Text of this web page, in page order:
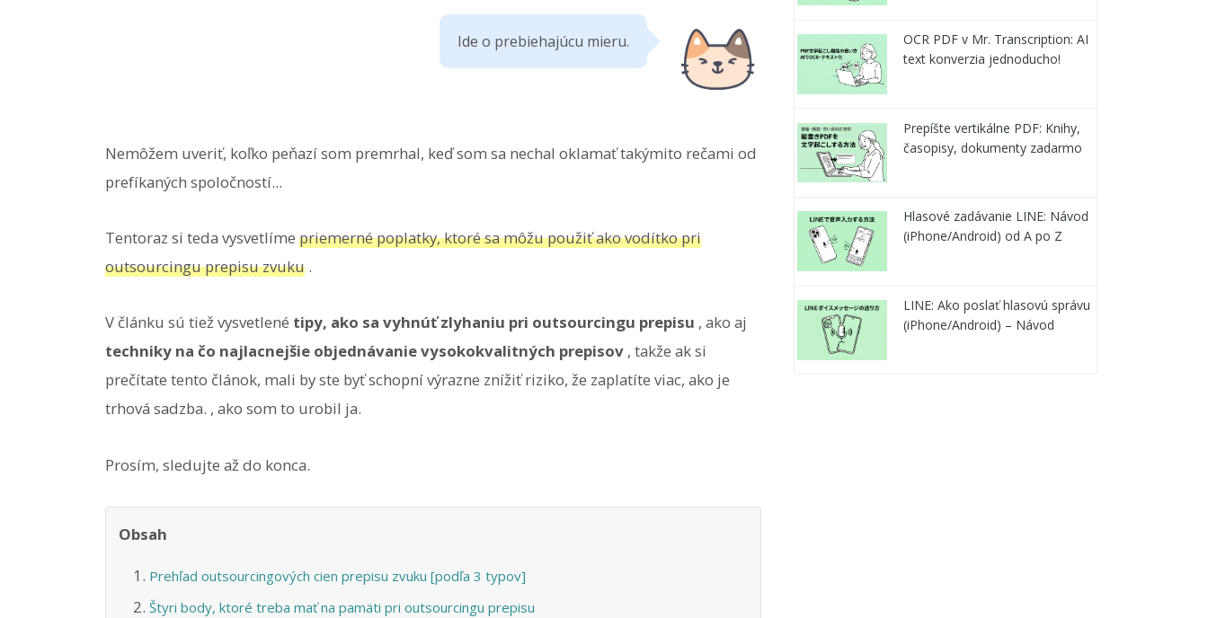
Ide o prebiehajúcu mieru.
Nemôžem uveriť, koľko peňazí som premrhal, keď som sa nechal oklamať takýmito rečami od
prefíkaných spoločností...
Tentoraz si teda vysvetlíme priemerné poplatky, ktoré sa môžu použiť ako vodítko pri
outsourcingu prepisu zvuku .
V článku sú tiež vysvetlené tipy, ako sa vyhnúť zlyhaniu pri outsourcingu prepisu , ako aj
techniky na čo najlacnejšie objednávanie vysokokvalitných prepisov , takže ak si
prečítate tento článok, mali by ste byť schopní výrazne znížiť riziko, že zaplatíte viac, ako je
trhová sadzba. , ako som to urobil ja.
Prosím, sledujte až do konca.
Obsah
Prehľad outsourcingových cien prepisu zvuku [podľa 3 typov]
Štyri body, ktoré treba mať na pamäti pri outsourcingu prepisu
OCR PDF v Mr. Transcription: AI
text konverzia jednoducho!
Prepíšte vertikálne PDF: Knihy,
časopisy, dokumenty zadarmo
Hlasové zadávanie LINE: Návod
(iPhone/Android) od A po Z
LINE: Ako poslať hlasovú správu
(iPhone/Android) – Návod